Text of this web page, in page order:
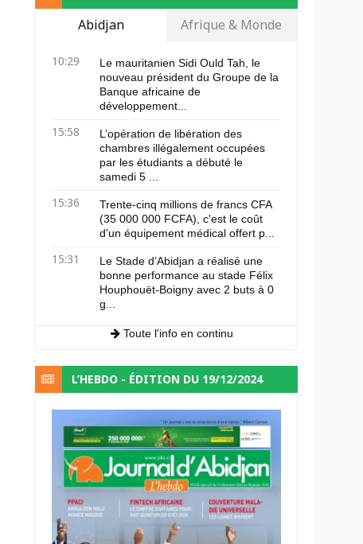
Abidjan Afrique & Monde
10:29
Le mauritanien Sidi Ould Tah, le
nouveau président du Groupe de la
Banque africaine de
développement...
15:58
L’opération de libération des
chambres illégalement occupées
par les étudiants a débuté le
samedi 5 ...
15:36
Trente-cinq millions de francs CFA
(35 000 000 FCFA), c'est le coût
d'un équipement médical offert p...
15:31
Le Stade d’Abidjan a réalisé une
bonne performance au stade Félix
Houphouët-Boigny avec 2 buts à 0
g...
Toute l'info en continu
L’HEBDO - ÉDITION DU 19/12/2024